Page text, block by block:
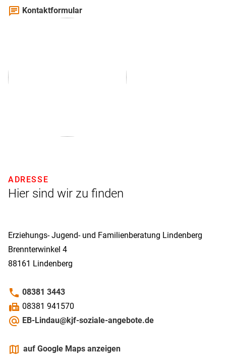
chat Kontaktformular
Hier sind wir zu finden
ADRESSE
Erziehungs- Jugend- und Familienberatung Lindenberg
Brennterwinkel 4
88161 Lindenberg
phone 08381 3443
fax 08381 941570
alternate_email EB-Lindau@kjf-soziale-angebote.de
mapsauf Google Maps anzeigen